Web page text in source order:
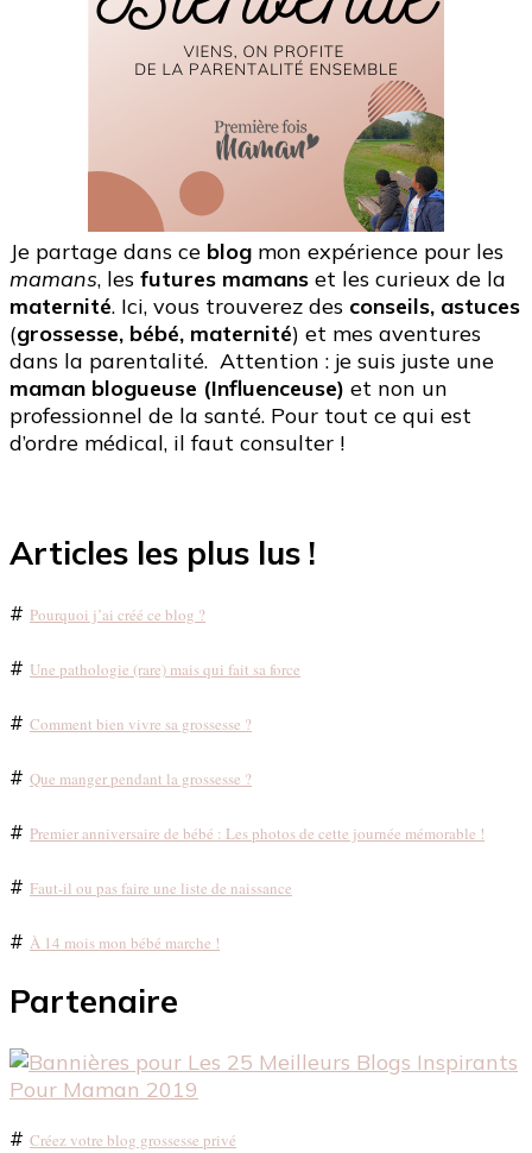
Je partage dans ce blog mon expérience pour les
mamans, les futures mamans et les curieux de la
maternité. Ici, vous trouverez des conseils, astuces
(grossesse, bébé, maternité) et mes aventures
dans la parentalité. Attention : je suis juste une
maman blogueuse (Influenceuse) et non un
professionnel de la santé. Pour tout ce qui est
d’ordre médical, il faut consulter !
Articles les plus lus !
# Pourquoi j’ai créé ce blog ?
# Une pathologie (rare) mais qui fait sa force
# Comment bien vivre sa grossesse ?
# Que manger pendant la grossesse ?
# Premier anniversaire de bébé : Les photos de cette journée mémorable !
# Faut-il ou pas faire une liste de naissance
# À 14 mois mon bébé marche !
Partenaire
# Créez votre blog grossesse privé